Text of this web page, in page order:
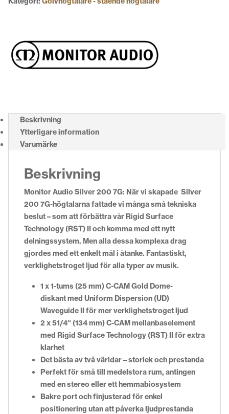
Beskrivning
Ytterligare information
Varumärke
Beskrivning
Monitor Audio Silver 200 7G: När vi skapade Silver
200 7G-högtalarna fattade vi många små tekniska
beslut – som att förbättra vår Rigid Surface
Technology (RST) II och komma med ett nytt
delningssystem. Men alla dessa komplexa drag
gjordes med ett enkelt mål i åtanke. Fantastiskt,
verklighetstroget ljud för alla typer av musik.
1 x 1-tums (25 mm) C-CAM Gold Dome-
diskant med Uniform Dispersion (UD)
Waveguide II för mer verklighetstroget ljud
2 x 51/4″ (134 mm) C-CAM mellanbaselement
med Rigid Surface Technology (RST) II för extra
klarhet
Det bästa av två världar – storlek och prestanda
Perfekt för små till medelstora rum, antingen
med en stereo eller ett hemmabiosystem
Bakre port och finjusterad för enkel
positionering utan att påverka ljudprestanda